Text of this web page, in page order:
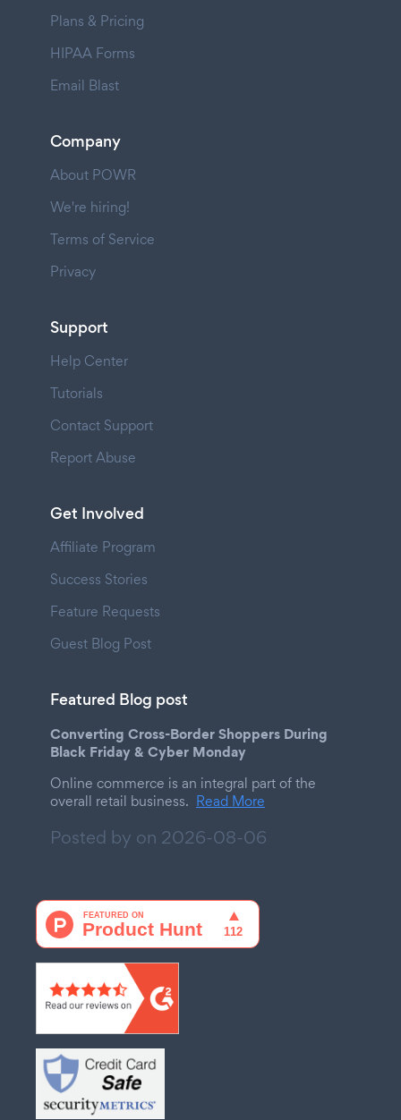
Plans & Pricing
HIPAA Forms
Email Blast
Company
About POWR
We're hiring!
Terms of Service
Privacy
Support
Help Center
Tutorials
Contact Support
Report Abuse
Get Involved
Affiliate Program
Success Stories
Feature Requests
Guest Blog Post
Featured Blog post
Converting Cross-Border Shoppers During
Black Friday & Cyber Monday
Online commerce is an integral part of the
overall retail business. Read More
Posted by on 2026-08-06